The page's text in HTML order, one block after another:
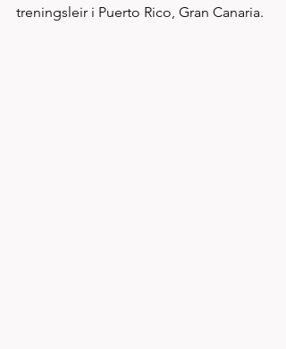
treningsleir i Puerto Rico, Gran Canaria.